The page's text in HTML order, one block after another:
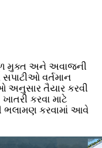
મુક્ત અને અવાજની
વર્તમાન
અનુસાર તૈયાર કરવી
કરવા માટે
ભલામણ કરવામાં આવે